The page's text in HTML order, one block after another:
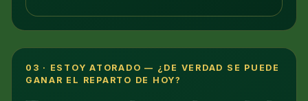
03 · ESTOY ATORADO — ¿DE VERDAD SE PUEDE
GANAR EL REPARTO DE HOY?